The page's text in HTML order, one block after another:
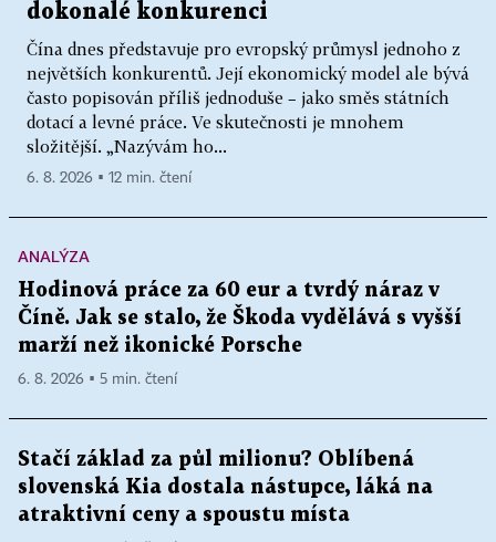
dokonalé konkurenci
Čína dnes představuje pro evropský průmysl jednoho z
největších konkurentů. Její ekonomický model ale bývá
často popisován příliš jednoduše – jako směs státních
dotací a levné práce. Ve skutečnosti je mnohem
složitější. „Nazývám ho...
6. 8. 2026 ▪ 12 min. čtení
ANALÝZA
Hodinová práce za 60 eur a tvrdý náraz v
Číně. Jak se stalo, že Škoda vydělává s vyšší
marží než ikonické Porsche
6. 8. 2026 ▪ 5 min. čtení
Stačí základ za půl milionu? Oblíbená
slovenská Kia dostala nástupce, láká na
atraktivní ceny a spoustu místa